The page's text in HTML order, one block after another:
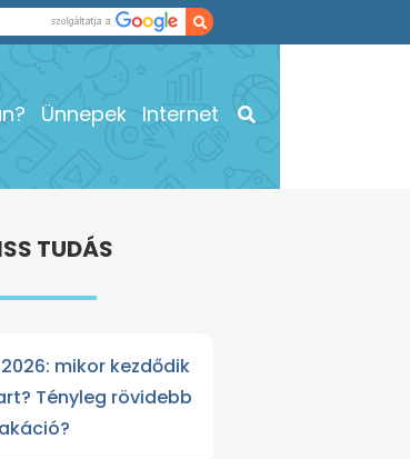
Ünnepek Internet
TUDÁS
mikor kezdődik
Tényleg rövidebb